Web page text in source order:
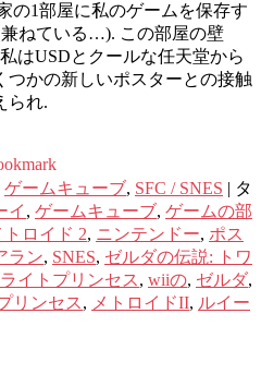
の1部屋に私のゲームを保存す
ねている…). この部屋の壁
はUSDとクールな任天堂から
つかの新しいポスターとの接触
られ.
ゲームキューブ, SFC / SNES | タ
イ , ゲームキューブ, ゲームの部
トロイド 2, ニンテンドー, ポス
ラン, SNES, ゼルダの伝説: トワ
ライトプリンセス , wiiの, ゼルダ,
リンセス , メトロイドII, ルイー